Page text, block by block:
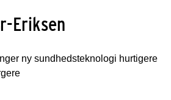
Eriksen
ny sundhedsteknologi hurtigere